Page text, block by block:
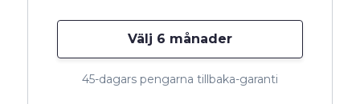
Välj 6 månader
45-dagars pengarna tillbaka-garanti